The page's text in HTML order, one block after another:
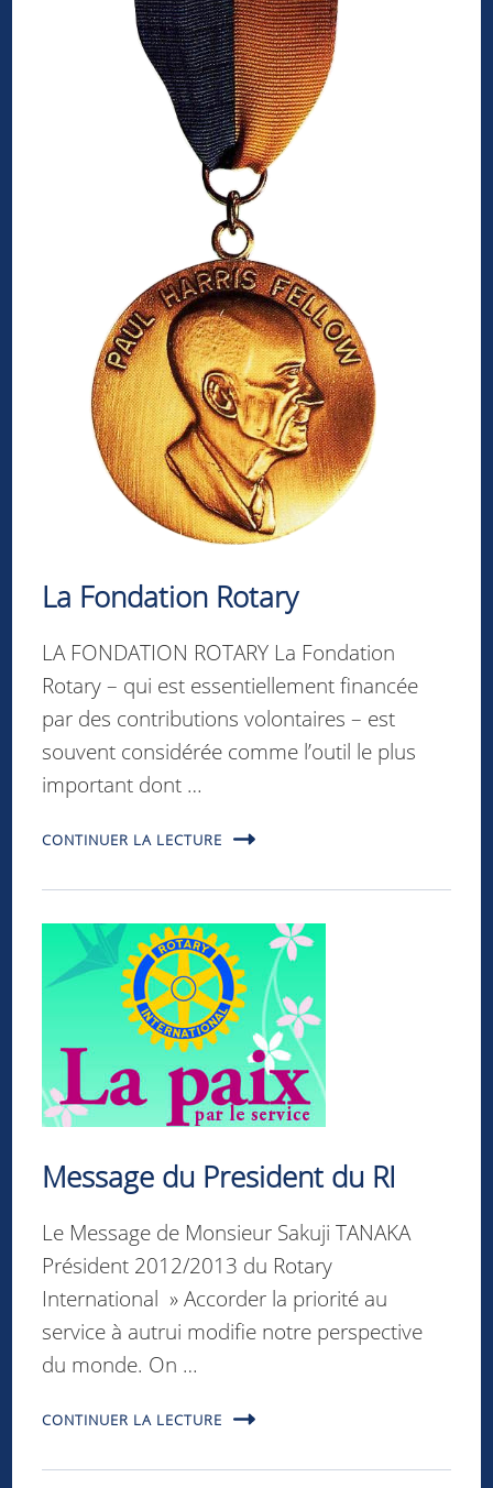
La Fondation Rotary
LA FONDATION ROTARY La Fondation
Rotary – qui est essentiellement financée
par des contributions volontaires – est
souvent considérée comme l’outil le plus
important dont …
CONTINUER LA LECTURE
Message du President du RI
Le Message de Monsieur Sakuji TANAKA
Président 2012/2013 du Rotary
International » Accorder la priorité au
service à autrui modifie notre perspective
du monde. On …
CONTINUER LA LECTURE